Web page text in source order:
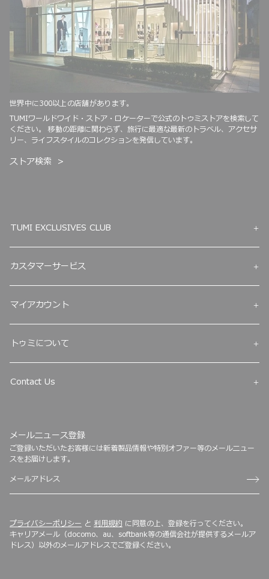
世界中に300以上の店舗があります。
TUMIワールドワイド・ストア・ロケーターで公式のトゥミストアを検索して
ください。 移動の距離に関わらず、旅行に最適な最新のトラベル、アクセサ
リー、ライフスタイルのコレクションを発信しています。
ストア検索
TUMI EXCLUSIVES CLUB
カスタマーサービス
マイアカウント
トゥミについて
Contact Us
メールニュース登録
ご登録いただいたお客様には新着製品情報や特別オファー等のメールニュー
スをお届けします。
プライバシーポリシー と 利用規約 に同意の上、登録を行ってください。
キャリアメール（docomo、au、softbank等の通信会社が提供するメールア
ドレス）以外のメールアドレスでご登録ください。